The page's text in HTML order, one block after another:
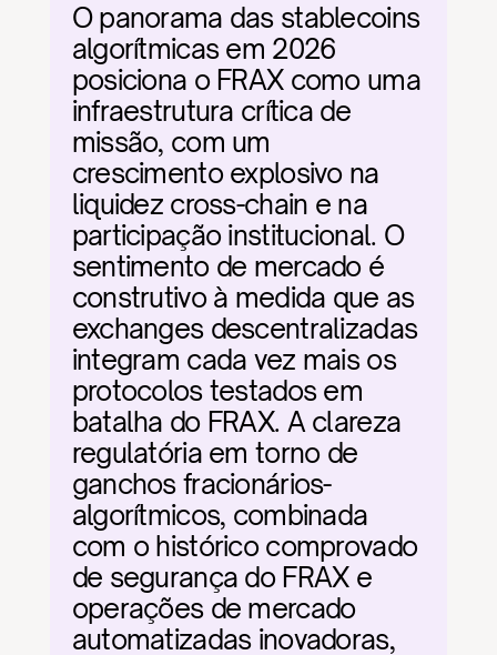
O panorama das stablecoins
algorítmicas em 2026
posiciona o FRAX como uma
infraestrutura crítica de
missão, com um
crescimento explosivo na
liquidez cross-chain e na
participação institucional. O
sentimento de mercado é
construtivo à medida que as
exchanges descentralizadas
integram cada vez mais os
protocolos testados em
batalha do FRAX. A clareza
regulatória em torno de
ganchos fracionários-
algorítmicos, combinada
com o histórico comprovado
de segurança do FRAX e
operações de mercado
automatizadas inovadoras,